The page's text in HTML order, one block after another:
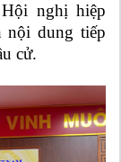
nghị hiệp
nội dung tiếp
cử.